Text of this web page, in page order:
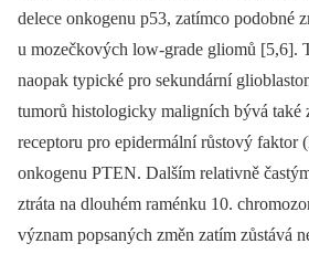
delece onkogenu p53, zatímco podobné
u mozečkových low-grade gliomů [5,6].
naopak typické pro sekundární
tumorů histologicky maligních bývá také
receptoru pro epidermální růstový faktor
onkogenu PTEN. Dalším relativně
ztráta na dlouhém raménku 10.
význam popsaných změn zatím zůstává